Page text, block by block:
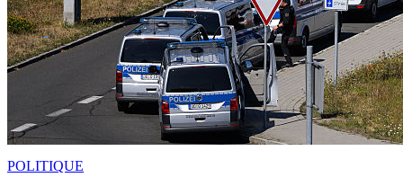
POLITIQUE